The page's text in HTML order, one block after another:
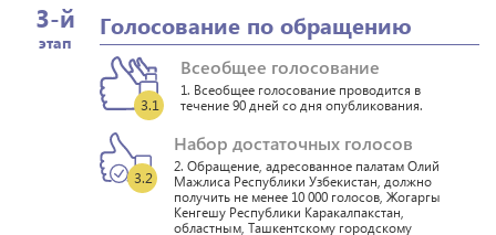
3-й
этап
Голосование по обращению
3.1
Всеобщее голосование
1. Всеобщее голосование проводится в
течение 90 дней со дня опубликования.
3.2
Набор достаточных голосов
2. Обращение, адресованное палатам Олий
Мажлиса Республики Узбекистан, должно
получить не менее 10 000 голосов, Жогаргы
Кенгешу Республики Каракалпакстан,
областным, Ташкентскому городскому